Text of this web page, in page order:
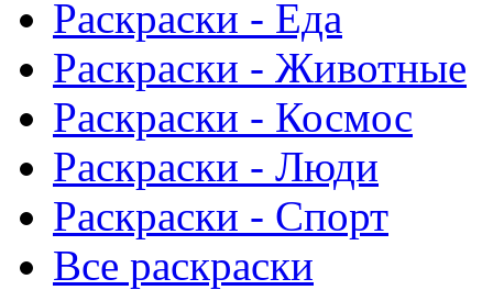
Раскраски - Еда
Раскраски - Животныe
Раскраски - Космос
Раскраски - Люди
Раскраски - Спорт
Все раскраски